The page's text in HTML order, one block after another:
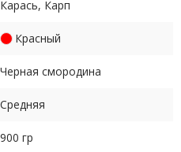
Карась, Карп
Красный
Черная смородина
Средняя
900 гр